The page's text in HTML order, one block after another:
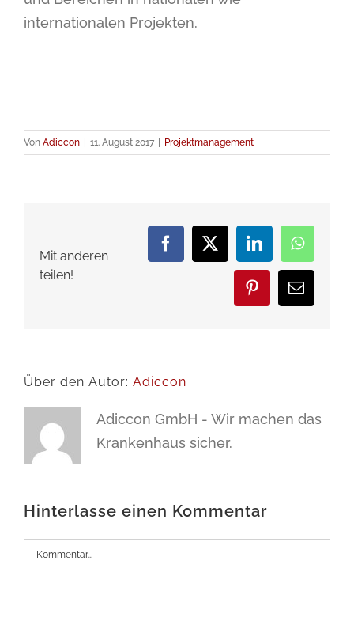
internationalen Projekten.
Von Adiccon 11. August 2017 Projektmanagement
Mit anderen
teilen!
Facebook
X LinkedIn
Pinterest
E-
Mail
Über den Autor: Adiccon
Adiccon GmbH - Wir machen das
Krankenhaus sicher.
Hinterlasse einen Kommentar
Kommentar